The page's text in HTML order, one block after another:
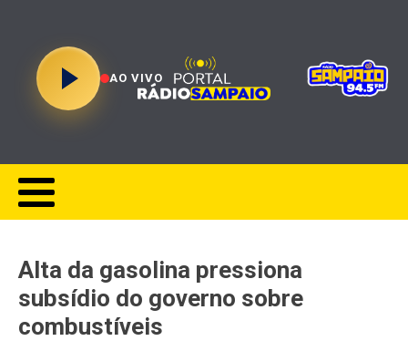
AO VIVO
Alta da gasolina pressiona
subsídio do governo sobre
combustíveis